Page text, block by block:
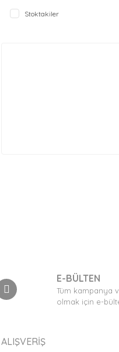
Stoktakiler
E-BÜLTEN
Tüm kampanya
olmak için e-
ALIŞVERİŞ